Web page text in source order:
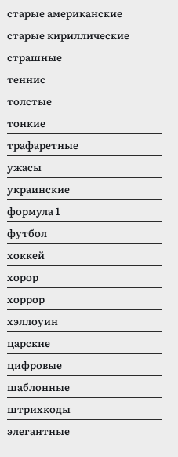
старые американские
старые кириллические
страшные
теннис
толстые
тонкие
трафаретные
ужасы
украинские
формула 1
футбол
хоккей
хорор
хоррор
хэллоуин
царские
цифровые
шаблонные
штрихкоды
элегантные